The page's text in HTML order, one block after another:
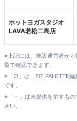
ホットヨガスタジオ
LAVA若松二島店
※上記には、施設運営者か
覧で確認できます。
※「○」は、FIT PALETTE編
です。
※「－」は未提供を示すも
さい。